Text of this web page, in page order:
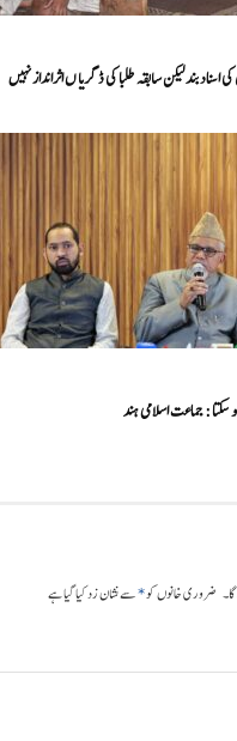
بند لیکن سابقہ طلبا کی ڈگریا ں اثرانداز نہیں
سکتا : جماعت اسلامی ہند
ضروری خانوں کو*سے نشان زد کیا گیا ہے